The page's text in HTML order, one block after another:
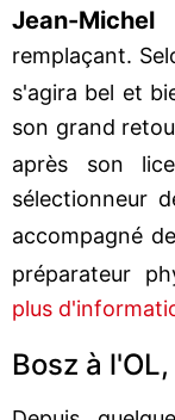
Jean-Michel
remplaçant.
s'agira bel et
son grand
après son
sélectionneur
accompagné
préparateur
plus
Bosz à